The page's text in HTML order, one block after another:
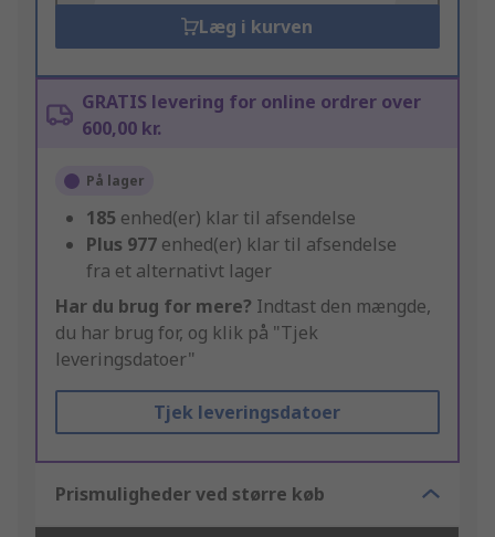
Læg i kurven
GRATIS levering for online ordrer over
600,00 kr.
På lager
185 enhed(er) klar til afsendelse
Plus 977 enhed(er) klar til afsendelse
fra et alternativt lager
Har du brug for mere? Indtast den mængde,
du har brug for, og klik på "Tjek
leveringsdatoer"
Tjek leveringsdatoer
Prismuligheder ved større køb